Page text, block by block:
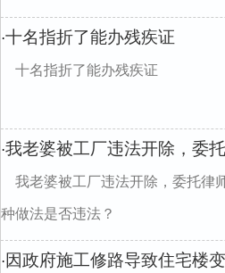
·十名指折了能办残疾证
十名指折了能办残疾证
·我老婆被工厂违法开除，委
我老婆被工厂违法开除，委托律
种做法是否违法？
· 因政府施工修路导致住宅楼